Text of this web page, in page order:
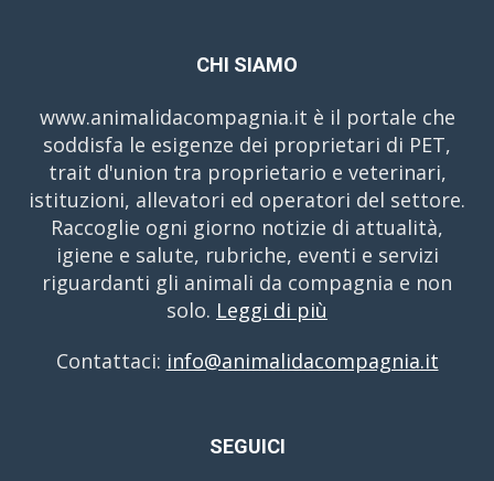
CHI SIAMO
www.animalidacompagnia.it è il portale che
soddisfa le esigenze dei proprietari di PET,
trait d'union tra proprietario e veterinari,
istituzioni, allevatori ed operatori del settore.
Raccoglie ogni giorno notizie di attualità,
igiene e salute, rubriche, eventi e servizi
riguardanti gli animali da compagnia e non
solo. Leggi di più
Contattaci: info@animalidacompagnia.it
SEGUICI